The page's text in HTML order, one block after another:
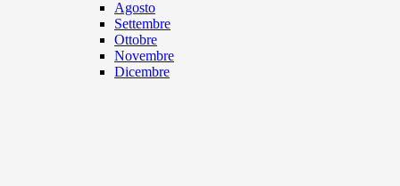
Agosto
Settembre
Ottobre
Novembre
Dicembre